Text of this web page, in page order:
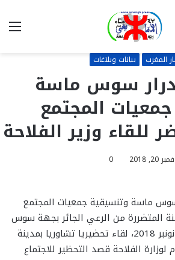
المغرب بيانات وبلاغات
سوس ماسة
المجتمع
للقاء وزير الفلاحة
20, 2018
0
ماسة وتنسيقية جمعيات المجتمع
المتضررة من الرعي الجائر بجهة سوس
ماسة، يوم الإثنين 19 نونبر 2018، لقاء تحضيريا تشاوريا بمدينة
لوزارة الفلاحة قصد التحظير للاجتماع